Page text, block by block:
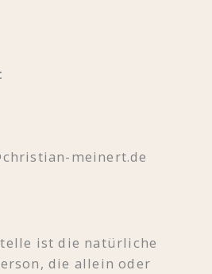
meinert.de
ist die natürliche
die allein oder